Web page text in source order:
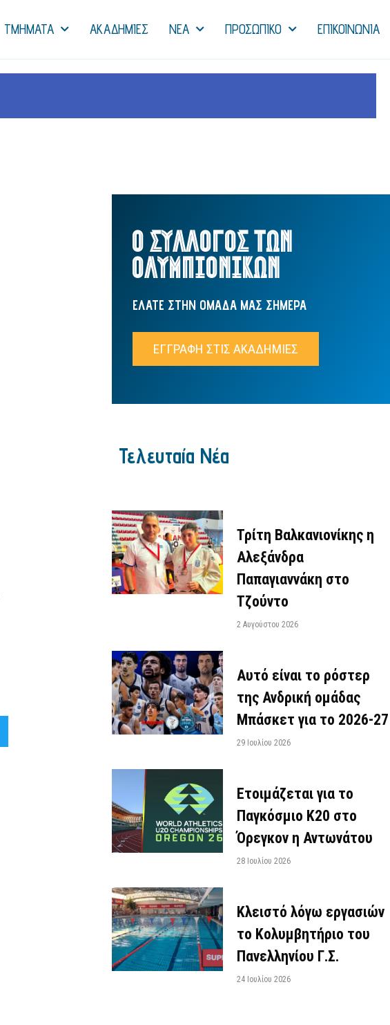
ΤΜΗΜΑΤΑ ΑΚΑΔΗΜΙΕΣ NEA ΠΡΟΣΩΠΙΚΟ ΕΠΙΚΟΙΝΩΝΙΑ
Ο ΣΥΛΛΟΓΟΣ ΤΩΝ
ΟΛΥΜΠΙΟΝΙΚΩΝ
ΕΛΑΤΕ ΣΤΗΝ ΟΜΑΔΑ ΜΑΣ ΣΗΜΕΡΑ
ΕΓΓΡΑΦΗ ΣΤΙΣ ΑΚΑΔΗΜΙΕΣ
Τελευταία Νέα
Τρίτη Βαλκανιονίκης η
Αλεξάνδρα
Παπαγιαννάκη στο
Τζούντο
2 Αυγούστου 2026
Αυτό είναι το ρόστερ
της Ανδρική ομάδας
Μπάσκετ για το 2026-27
29 Ιουλίου 2026
Ετοιμάζεται για το
Παγκόσμιο Κ20 στο
Όρεγκον η Αντωνάτου
28 Ιουλίου 2026
Κλειστό λόγω εργασιών
το Κολυμβητήριο του
Πανελληνίου Γ.Σ.
24 Ιουλίου 2026